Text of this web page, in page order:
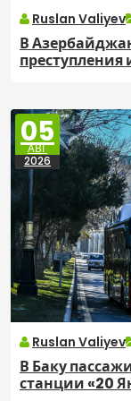
Ruslan Valiyev
В
05
АВГ
2026
Ruslan Valiyev
В Баку
станции «20